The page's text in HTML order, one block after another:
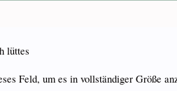
lüttes
Feld, um es in vollständiger Größe